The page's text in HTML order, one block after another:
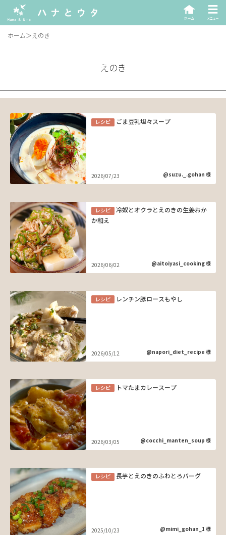
ホーム＞えのき
えのき
レシピ ごま豆乳坦々スープ
2026/07/23 @suzu._.gohan 様
レシピ
冷奴とオクラとえのきの生姜おか
か和え
2026/06/02 @aitoiyasi_cooking 様
レシピ レンチン豚ロースもやし
2026/05/12 @napori_diet_recipe 様
レシピ トマたまカレースープ
2026/03/05 @cocchi_manten_soup 様
レシピ 長芋とえのきのふわとろバーグ
2025/10/23 @mimi_gohan_1 様